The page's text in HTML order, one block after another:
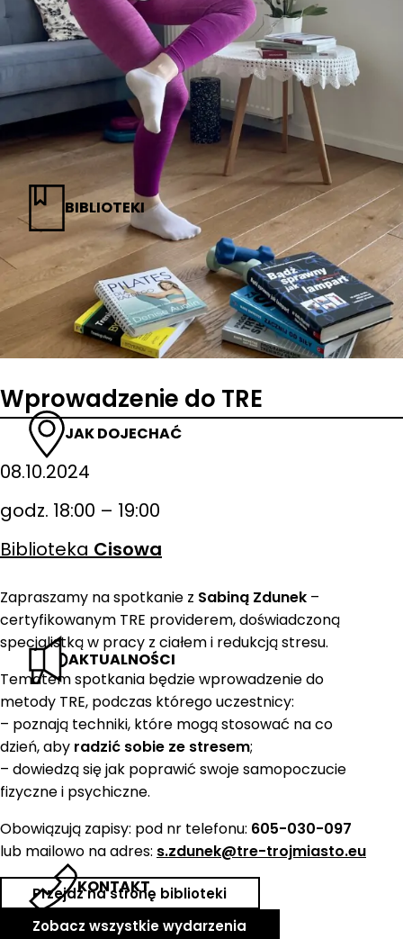
BIBLIOTEKI
JAK DOJECHAĆ
AKTUALNOŚCI
KONTAKT
Wprowadzenie do TRE
08.10.2024
godz. 18:00 – 19:00
Biblioteka Cisowa
Zapraszamy na spotkanie z Sabiną Zdunek –
certyfikowanym TRE providerem, doświadczoną
specjalistką w pracy z ciałem i redukcją stresu.
Tematem spotkania będzie wprowadzenie do
metody TRE, podczas którego uczestnicy:
– poznają techniki, które mogą stosować na co
dzień, aby radzić sobie ze stresem;
– dowiedzą się jak poprawić swoje samopoczucie
fizyczne i psychiczne.
Obowiązują zapisy: pod nr telefonu: 605-030-097
lub mailowo na adres: s.zdunek@tre-trojmiasto.eu
Przejdź na stronę biblioteki
Zobacz wszystkie wydarzenia